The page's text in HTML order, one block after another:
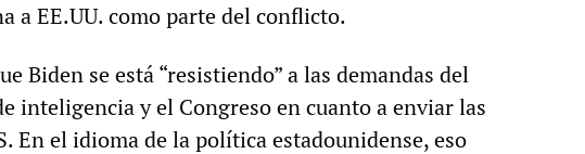
a EE.UU. como parte del conflicto.
Biden se está “resistiendo” a las demandas del
inteligencia y el Congreso en cuanto a enviar las
En el idioma de la política estadounidense, eso